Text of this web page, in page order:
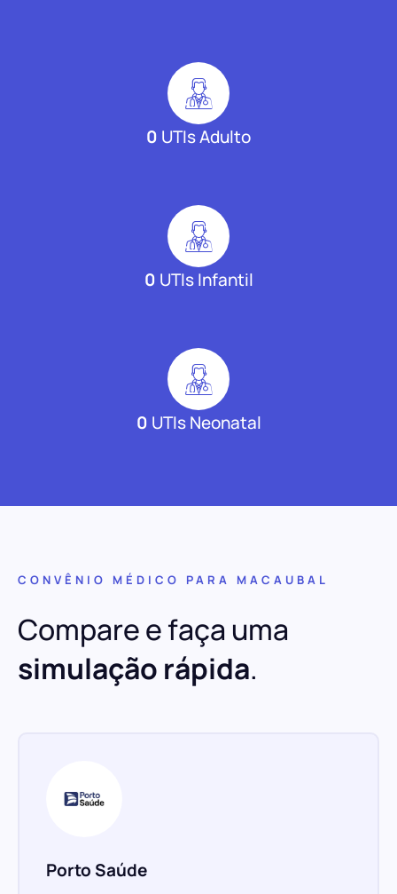
0 UTIs Adulto
0 UTIs Infantil
0 UTIs Neonatal
CONVÊNIO MÉDICO PARA MACAUBAL
Compare e faça uma
simulação rápida.
Porto Saúde